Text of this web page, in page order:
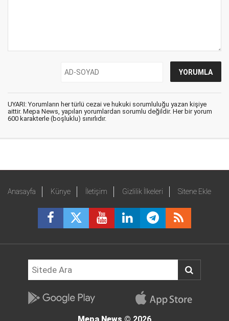
UYARI: Yorumların her türlü cezai ve hukuki sorumluluğu yazan kişiye
aittir. Mepa News, yapılan yorumlardan sorumlu değildir. Her bir yorum
600 karakterle (boşluklu) sınırlıdır.
Anasayfa Künye İletişim Gizlilik İlkeleri Sitene Ekle
Mepa News © 2026